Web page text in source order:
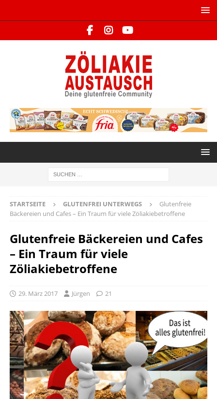
STARTSEITE GLUTENFREI UNTERWEGS
Glutenfreie
Bäckereien und Cafes – Ein Traum für viele Zöliakiebetroffene
Glutenfreie Bäckereien und Cafes
– Ein Traum für viele
Zöliakiebetroffene
29. März 2017 Jürgen 21